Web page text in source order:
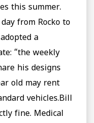
this summer.
from Rocko to
a
“the weekly
his designs
old may rent
vehicles.Bill
fine. Medical